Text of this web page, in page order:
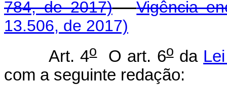
784, de 2017)
Vigência
13.506, de 2017)
Art. 4oO art. 6oda
com a seguinte redação: